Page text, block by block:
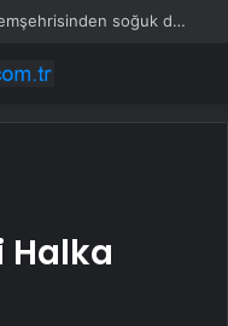
Yeni Parti’yi kuran Özgür Özel’e hemşehrisinden soğuk duş
Halka